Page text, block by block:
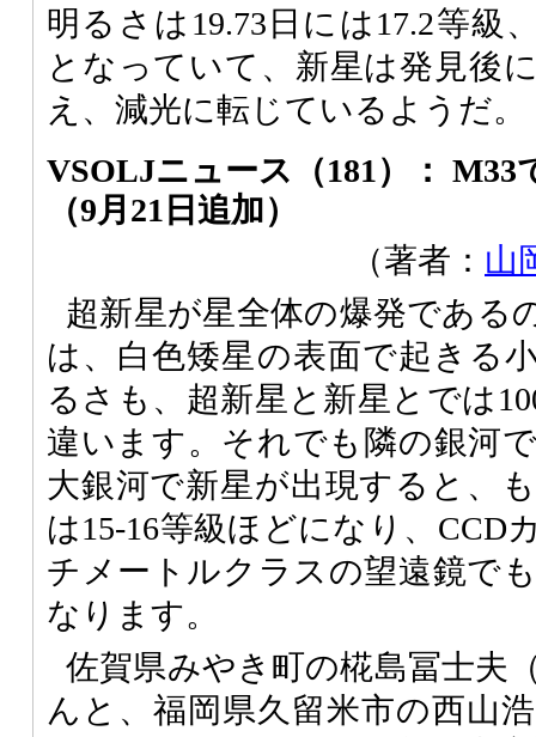
明るさは19.73日には17.2等級
となっていて、新星は発見後
え、減光に転じているようだ。
VSOLJニュース（181）： M33
（9月21日追加）
（著者： 山
超新星が星全体の爆発である
は、白色矮星の表面で起きる
るさも、超新星と新星とでは
違います。それでも隣の銀河
大銀河で新星が出現すると、
は15-16等級ほどになり、CCD
チメートルクラスの望遠鏡で
なります。
佐賀県みやき町の椛島冨士夫
んと、福岡県久留米市の西山